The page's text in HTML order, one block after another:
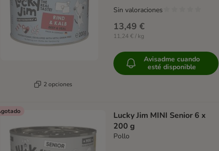
2 opciones
13,49 €
11,24 € / kg
Sin valoraciones
Avisadme cuando
esté disponible
Lucky Jim MINI Senior 6 x
200 g
Pollo